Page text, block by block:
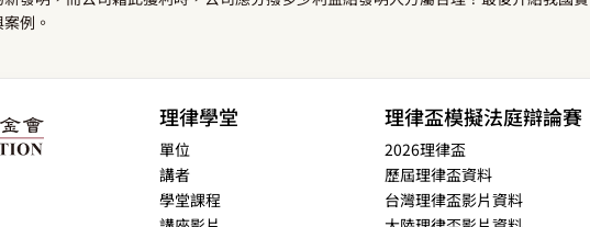
例。
理律學堂
單位
講者
學堂課程
理律盃模擬法庭辯論賽
2026理律盃
歷屆理律盃資料
台灣理律盃影片資料